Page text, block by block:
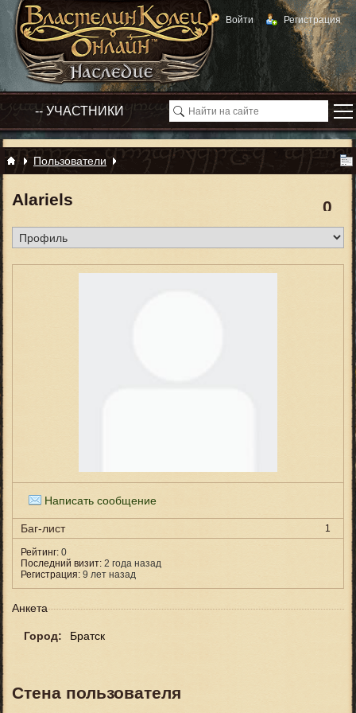
Войти Регистрация
Пользователи
0
Alariels
Написать сообщение
Баг-лист 1
Рейтинг: 0
Последний визит: 2 года назад
Регистрация: 9 лет назад
Анкета
Город: Братск
Стена пользователя